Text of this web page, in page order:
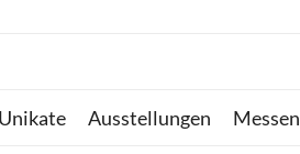
Ausstellungen Messen